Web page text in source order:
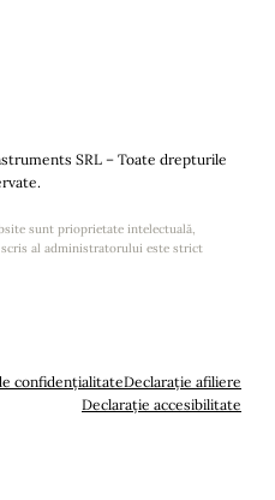
SRL – Toate drepturile
sunt prioprietate intelectuală,
al administratorului este strict
confidențialitateDeclarație afiliere
Declarație accesibilitate